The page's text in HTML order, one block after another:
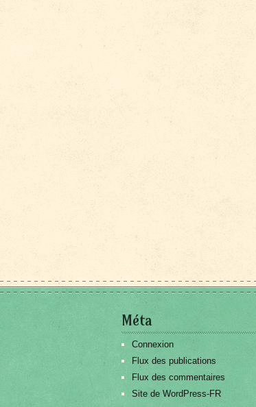
Méta
Connexion
Flux des publications
Flux des commentaires
Site de WordPress-FR